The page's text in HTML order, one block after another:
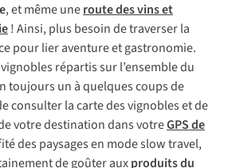
, et même uneroute des vins et
! Ainsi, plus besoin de traverser la
pour lier aventure et gastronomie.
répartis sur l’ensemble du
toujours un à quelques coups de
consulter la carte des vignobles et de
votre destination dans votreGPS de
des paysages en modeslow travel,
de goûter auxproduits du